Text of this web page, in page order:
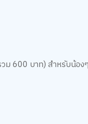
600 บาท) สำหรับน้องๆ